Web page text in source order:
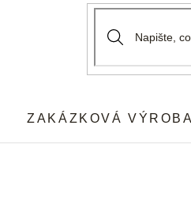
ZAKÁZKOVÁ VÝROBA